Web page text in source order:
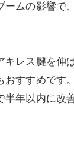
ムの影響で
レス腱を伸
すすめです
年以内に改